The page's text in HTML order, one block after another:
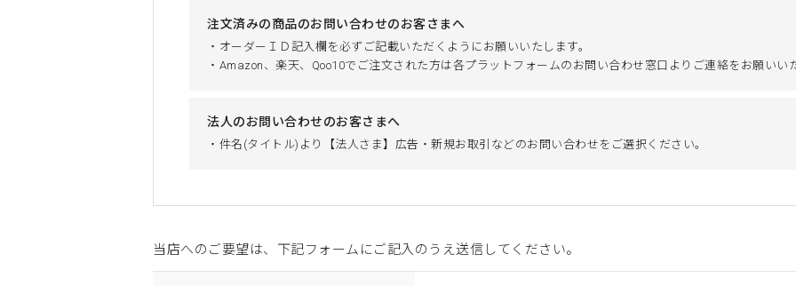
注文済みの商品のお問い合わせのお客さまへ
・オーダーＩＤ記入欄を必ずご記載いただくようにお願いいたします。
・Amazon、楽天、Qoo10でご注文された方は各プラットフォームのお問い合わせ窓口よりご連絡をお願いい
法人のお問い合わせのお客さまへ
・件名(タイトル)より【法人さま】広告・新規お取引などのお問い合わせをご選択ください。
当店へのご要望は、下記フォームにご記入のうえ送信してください。